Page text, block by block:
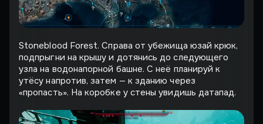
Stoneblood Forest. Справа от убежища юзай крюк,
подпрыгни на крышу и дотянись до следующего
узла на водонапорной башне. С неё планируй к
утёсу напротив, затем — к зданию через
«пропасть». На коробке у стены увидишь датапад.